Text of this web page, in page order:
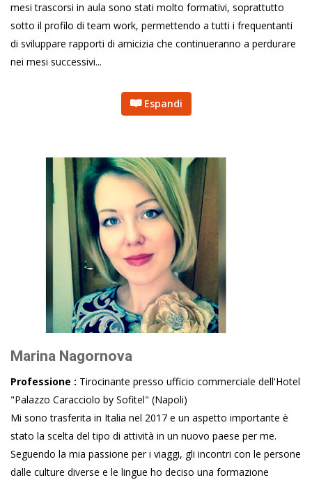
mesi trascorsi in aula sono stati molto formativi, soprattutto
sotto il profilo di team work, permettendo a tutti i frequentanti
di sviluppare rapporti di amicizia che continueranno a perdurare
nei mesi successivi...
Espandi
Marina Nagornova
Professione : Tirocinante presso ufficio commerciale dell'Hotel
"Palazzo Caracciolo by Sofitel" (Napoli)
Mi sono trasferita in Italia nel 2017 e un aspetto importante è
stato la scelta del tipo di attività in un nuovo paese per me.
Seguendo la mia passione per i viaggi, gli incontri con le persone
dalle culture diverse e le lingue ho deciso una formazione